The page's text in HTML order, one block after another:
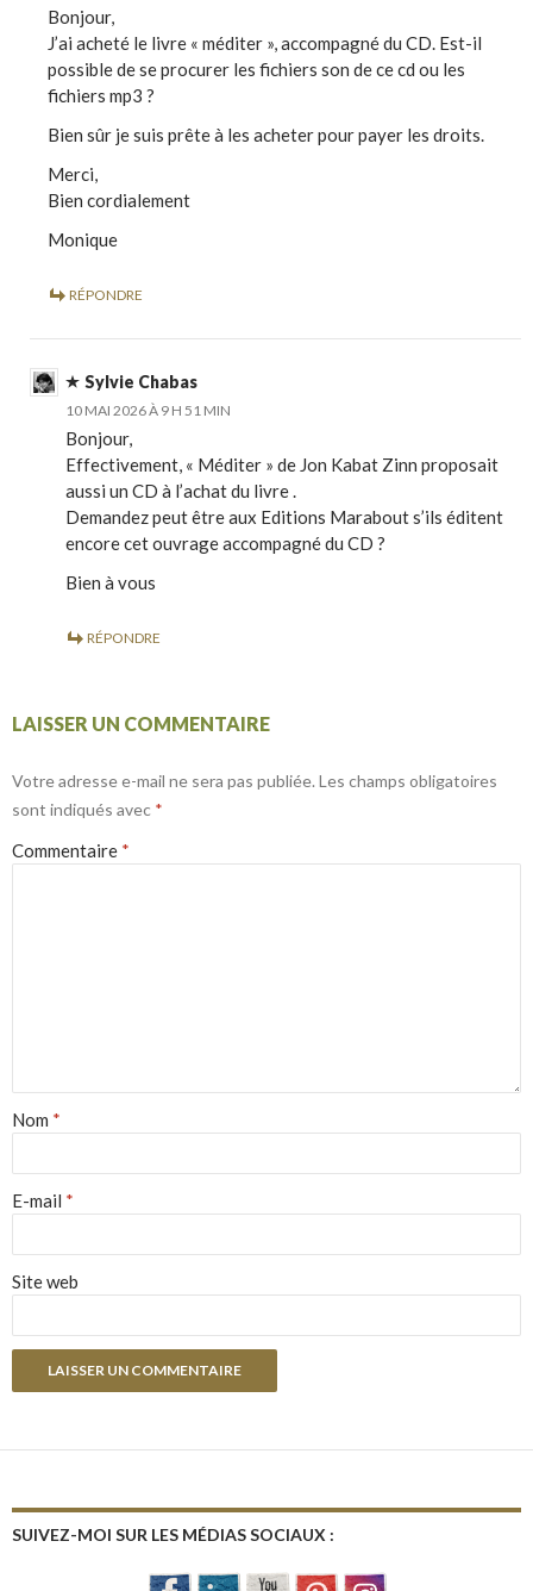
Bonjour,
J’ai acheté le livre « méditer », accompagné du CD. Est-il
possible de se procurer les fichiers son de ce cd ou les
fichiers mp3 ?
Bien sûr je suis prête à les acheter pour payer les droits.
Merci,
Bien cordialement
Monique
RÉPONDRE
Sylvie Chabas
10 MAI 2026 À 9 H 51 MIN
Bonjour,
Effectivement, « Méditer » de Jon Kabat Zinn proposait
aussi un CD à l’achat du livre .
Demandez peut être aux Editions Marabout s’ils éditent
encore cet ouvrage accompagné du CD ?
Bien à vous
RÉPONDRE
LAISSER UN COMMENTAIRE
Votre adresse e-mail ne sera pas publiée. Les champs obligatoires
sont indiqués avec *
Commentaire *
Nom *
E-mail *
Site web
SUIVEZ-MOI SUR LES MÉDIAS SOCIAUX :